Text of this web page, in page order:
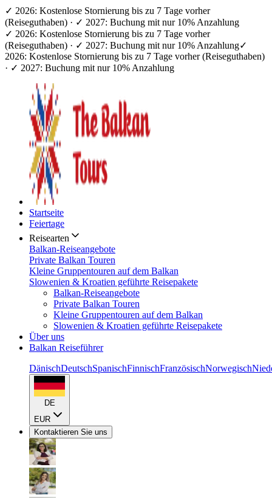
✓ 2026: Kostenlose Stornierung bis zu 7 Tage vorher
(Reiseguthaben) · ✓ 2027: Buchung mit nur 10% Anzahlung
✓ 2026: Kostenlose Stornierung bis zu 7 Tage vorher
(Reiseguthaben) · ✓ 2027: Buchung mit nur 10% Anzahlung✓
2026: Kostenlose Stornierung bis zu 7 Tage vorher (Reiseguthaben)
· ✓ 2027: Buchung mit nur 10% Anzahlung
Startseite
Feiertage
Reisearten
Balkan-Reiseangebote
Private Balkan Touren
Kleine Gruppentouren auf dem Balkan
Slowenien & Kroatien geführte Reisepakete
Balkan-Reiseangebote
Private Balkan Touren
Kleine Gruppentouren auf dem Balkan
Slowenien & Kroatien geführte Reisepakete
Über uns
Balkan Reiseführer
DänischDeutschSpanischFinnischFranzösischNorwegisch
DE
EUR
Kontaktieren Sie uns